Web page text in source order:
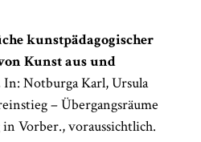
kunstpädagogischer
Kunst aus und
In: Notburga Karl, Ursula
– Übergangsräume
Vorber., voraussichtlich.